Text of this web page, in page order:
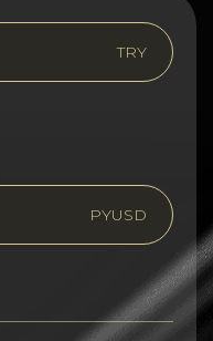
TRY
PYUSD